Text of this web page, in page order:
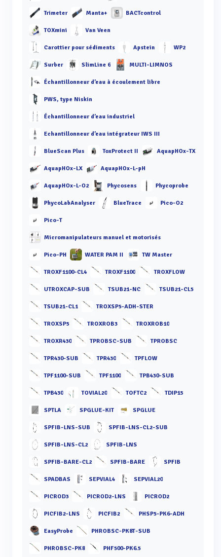
Trimeter Manta+ BACTcontrol
TOXmini Van Veen
Carottier pour sédiments Apstein WP2
Surber SlimLine 6 MULTI-LIMNOS
Échantillonneur d’eau à écoulement libre
PWS, type Niskin
Échantillonneur d’eau industriel
Echantillonneur d’eau intégrateur IWS III
BlueScan Plus ToxProtect II AquapHOx-TX
AquapHOx-LX AquapHOx-L-pH
AquapHOx-L-O2 Phycosens Phycoprobe
PhycoLabAnalyser BlueTrace Pico-O2
Pico-T
Micromanipulateurs manuel et motorisés
Pico-PH WATER PAM II TW Master
TROXF1100-CL4 TROXF1100 TROXFLOW
UTROXCAP-SUB TSUB21-NC TSUB21-CL5
TSUB21-CL1 TROXSP5-ADH-STER
TROXSP5 TROXROB3 TROXROB10
TROXR430 TPROBSC-SUB TPROBSC
TPR430-SUB TPR430 TPFLOW
TPF1100-SUB TPF1100 TPB430-SUB
TPB430 TOVIAL20 TOFTC2 TDIP15
SPTLA SPGLUE-KIT SPGLUE
SPFIB-LNS-SUB SPFIB-LNS-CL2-SUB
SPFIB-LNS-CL2 SPFIB-LNS
SPFIB-BARE-CL2 SPFIB-BARE SPFIB
SPADBAS SEPVIAL4 SEPVIAL20
PICROD3 PICROD2-LNS PICROD2
PICFIB2-LNS PICFIB2 PHSP5-PK6-ADH
EasyProbe PHROBSC-PK8T-SUB
PHROBSC-PK8 PHF500-PK6.5